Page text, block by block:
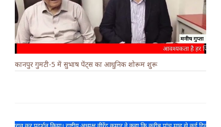
कानपुर गुमटी-5 में सुभाष पेंट्स का आधुनिक शोरूम शुरू